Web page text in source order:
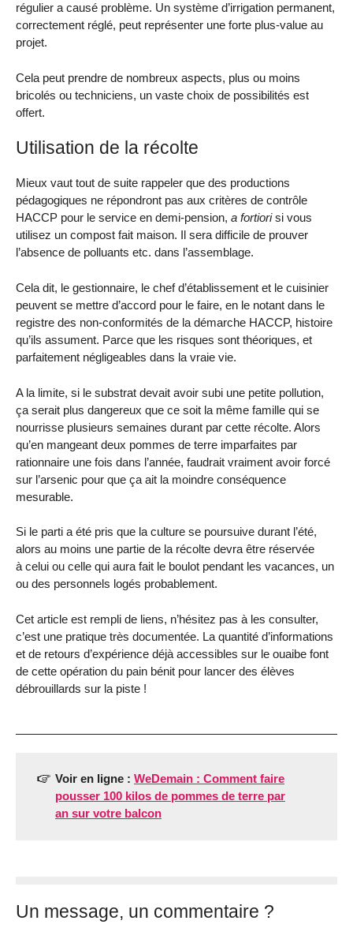
régulier a causé problème. Un système d’irrigation permanent,
correctement réglé, peut représenter une forte plus-value au
projet.
Cela peut prendre de nombreux aspects, plus ou moins
bricolés ou techniciens, un vaste choix de possibilités est
offert.
Utilisation de la récolte
Mieux vaut tout de suite rappeler que des productions
pédagogiques ne répondront pas aux critères de contrôle
HACCP pour le service en demi-pension, a fortiorisi vous
utilisez un compost fait maison. Il sera difficile de prouver
l’absence de polluants etc. dans l’assemblage.
Cela dit, le gestionnaire, le chef d’établissement et le cuisinier
peuvent se mettre d’accord pour le faire, en le notant dans le
registre des non-conformités de la démarche HACCP, histoire
qu’ils assument. Parce que les risques sont théoriques, et
parfaitement négligeables dans la vraie vie.
A la limite, si le substrat devait avoir subi une petite pollution,
ça serait plus dangereux que ce soit la même famille qui se
nourrisse plusieurs semaines durant par cette récolte. Alors
qu’en mangeant deux pommes de terre imparfaites par
rationnaire une fois dans l’année, faudrait vraiment avoir forcé
sur l’arsenic pour que ça ait la moindre conséquence
mesurable.
Si le parti a été pris que la culture se poursuive durant l’été,
alors au moins une partie de la récolte devra être réservée
à celui ou celle qui aura fait le boulot pendant les vacances, un
ou des personnels logés probablement.
Cet article est rempli de liens, n’hésitez pas à les consulter,
c’est une pratique très documentée. La quantité d’informations
et de retours d’expérience déjà accessibles sur le ouaibe font
de cette opération du pain bénit pour lancer des élèves
débrouillards sur la piste !
Voir en ligne : WeDemain : Comment faire
pousser 100 kilos de pommes de terre par
an sur votre balcon
Un message, un commentaire ?